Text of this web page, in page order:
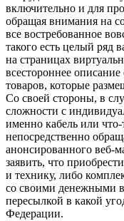
включительно и для
обращая внимания на
все востребованное
такого есть целый ряд
на страницах
всестороннее описание
товаров, которые
Со своей стороны, в
сложности с
именно кабель или что-
непосредственно
анонсированного веб-
заявить, что
и технику, либо
со своими денежными
пересылкой в какой
Федерации.